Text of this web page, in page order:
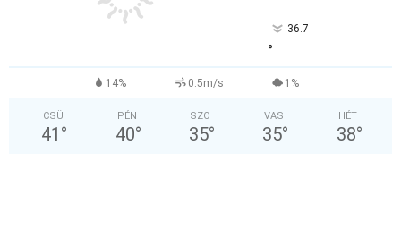
36.7
°
14% 0.5m/s 1%
CSÜ
41 °
PÉN
40°
SZO
35°
VAS
35°
HÉT
38°